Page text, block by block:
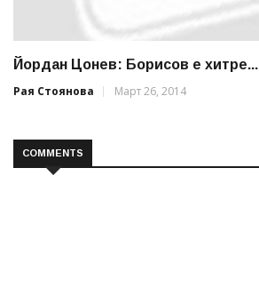
Йордан Цонев: Борисов е хитре...
Рая Стоянова
Март 26, 2014
COMMENTS